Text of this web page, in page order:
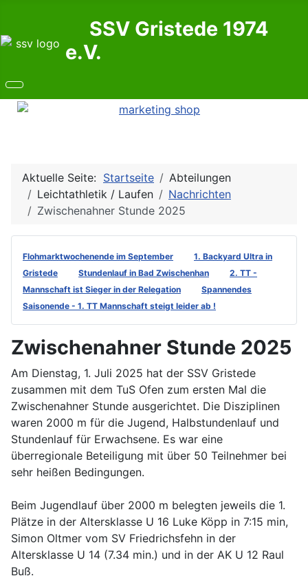
SSV Gristede 1974
e.V.
Aktuelle Seite: Startseite
Abteilungen
Leichtathletik / Laufen
Nachrichten
Zwischenahner Stunde 2025
Flohmarktwochenende im September
1. Backyard Ultra in
Gristede
Stundenlauf in Bad Zwischenhan
2. TT -
Mannschaft ist Sieger in der Relegation
Spannendes
Saisonende - 1. TT Mannschaft steigt leider ab !
Zwischenahner Stunde 2025
Am Dienstag, 1. Juli 2025 hat der SSV Gristede
zusammen mit dem TuS Ofen zum ersten Mal die
Zwischenahner Stunde ausgerichtet. Die Disziplinen
waren 2000 m für die Jugend, Halbstundenlauf und
Stundenlauf für Erwachsene. Es war eine
überregionale Beteiligung mit über 50 Teilnehmer bei
sehr heißen Bedingungen.
Beim Jugendlauf über 2000 m belegten jeweils die 1.
Plätze in der Altersklasse U 16 Luke Köpp in 7:15 min,
Simon Oltmer vom SV Friedrichsfehn in der
Altersklasse U 14 (7.34 min.) und in der AK U 12 Raul
Buß.